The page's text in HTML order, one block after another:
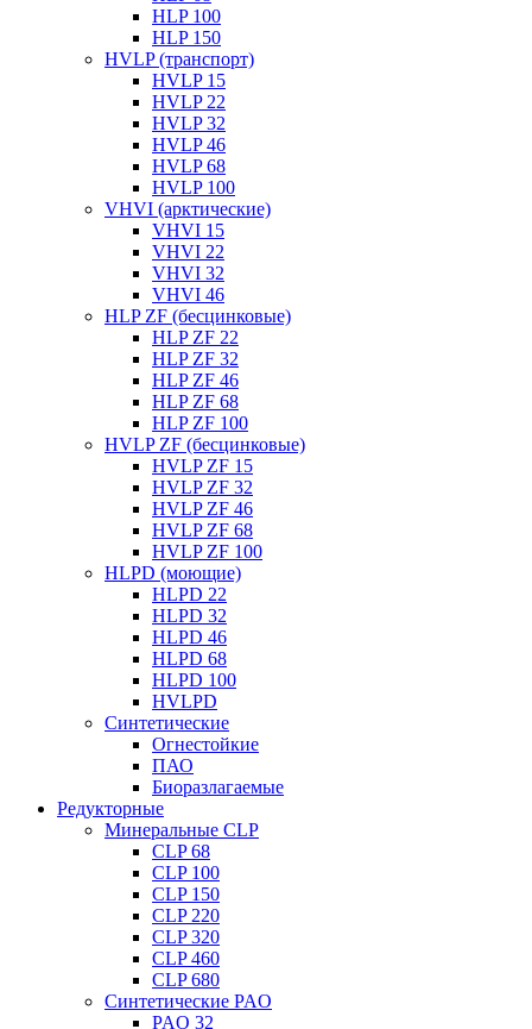
HLP 100
HLP 150
HVLP (транспорт)
HVLP 15
HVLP 22
HVLP 32
HVLP 46
HVLP 68
HVLP 100
VHVI (арктические)
VHVI 15
VHVI 22
VHVI 32
VHVI 46
HLP ZF (бесцинковые)
HLP ZF 22
HLP ZF 32
HLP ZF 46
HLP ZF 68
HLP ZF 100
HVLP ZF (бесцинковые)
HVLP ZF 15
HVLP ZF 32
HVLP ZF 46
HVLP ZF 68
HVLP ZF 100
HLPD (моющие)
HLPD 22
HLPD 32
HLPD 46
HLPD 68
HLPD 100
HVLPD
Синтетические
Огнестойкие
ПАО
Биоразлагаемые
Редукторные
Минеральные CLP
CLP 68
CLP 100
CLP 150
CLP 220
CLP 320
CLP 460
CLP 680
Синтетические PAO
PAO 32